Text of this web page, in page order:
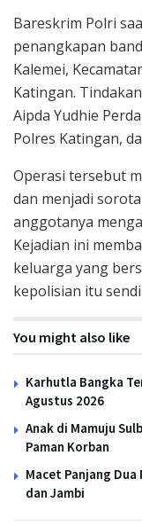
Bareskrim Polri
penangkapan
Kalemei,
Katingan.
Aipda Yudhie
Polres Katingan,
Operasi tersebut
dan menjadi
anggotanya
Kejadian ini
keluarga yang
kepolisian itu
You might also like
Karhutla Bangka
Agustus 2026
Anak di Mamuju
Paman Korban
Macet Panjang
dan Jambi